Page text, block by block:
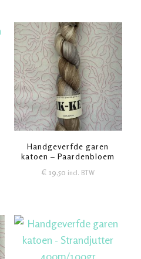
Handgeverfde garen
katoen – Paardenbloem
€ 19,50 incl. BTW